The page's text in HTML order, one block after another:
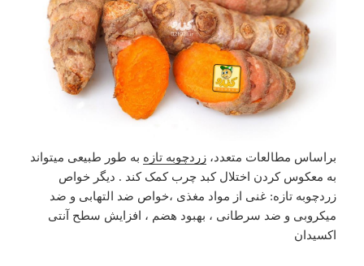
براساس مطالعات متعدد،زردچوبه تازه به طور طبیعی میتواند
به معکوس کردن اختلال کبد چرب کمک کند . دیگر خواص
زردچوبه تازه: غنی از مواد مغذی ،خواص ضد التهابی و ضد
میکروبی و ضد سرطانی ، بهبود هضم ، افزایش سطح آنتی
اکسیدان